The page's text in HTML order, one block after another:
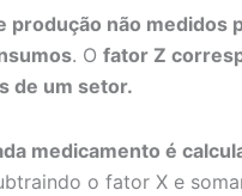
não medidos
. O fator Z
de um setor.
medicamento é
o fator X e